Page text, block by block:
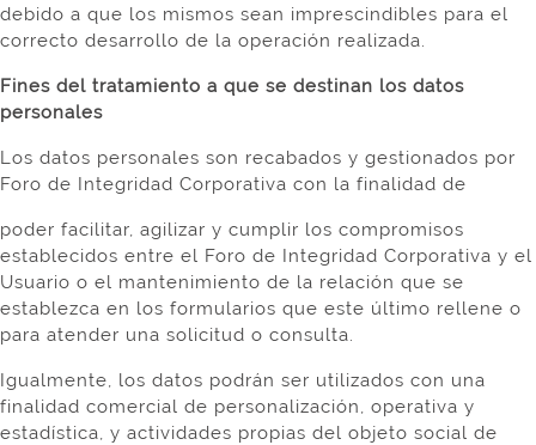
debido a que los mismos sean imprescindibles para el
correcto desarrollo de la operación realizada.
Fines del tratamiento a que se destinan los datos
personales
Los datos personales son recabados y gestionados por
Foro de Integridad Corporativa con la finalidad de
poder facilitar, agilizar y cumplir los compromisos
establecidos entre el Foro de Integridad Corporativa y el
Usuario o el mantenimiento de la relación que se
establezca en los formularios que este último rellene o
para atender una solicitud o consulta.
Igualmente, los datos podrán ser utilizados con una
finalidad comercial de personalización, operativa y
estadística, y actividades propias del objeto social de